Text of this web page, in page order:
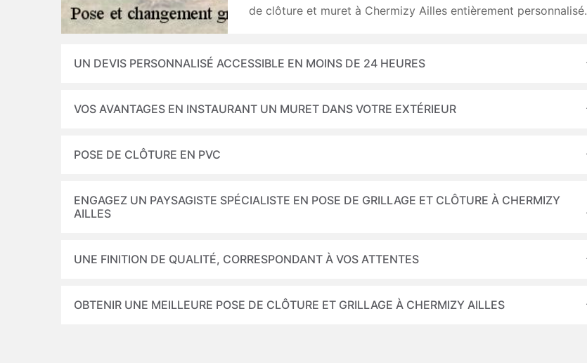
de clôture et muret à Chermizy Ailles entièrement personnalisé.
UN DEVIS PERSONNALISÉ ACCESSIBLE EN MOINS DE 24 HEURES
VOS AVANTAGES EN INSTAURANT UN MURET DANS VOTRE EXTÉRIEUR
POSE DE CLÔTURE EN PVC
ENGAGEZ UN PAYSAGISTE SPÉCIALISTE EN POSE DE GRILLAGE ET CLÔTURE À CHERMIZY
AILLES
UNE FINITION DE QUALITÉ, CORRESPONDANT À VOS ATTENTES
OBTENIR UNE MEILLEURE POSE DE CLÔTURE ET GRILLAGE À CHERMIZY AILLES